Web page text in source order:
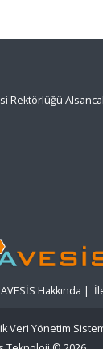
Rektörlüğü
AVESİS Hakkında |
Veri Yönetim